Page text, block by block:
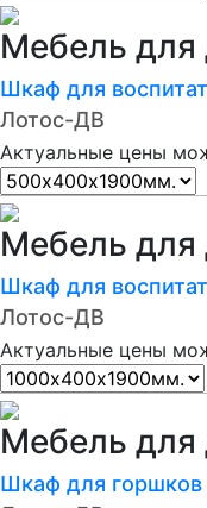
Мебель для
Шкаф для
Лотос-ДВ
Актуальные цены
Мебель для
Шкаф для
Лотос-ДВ
Актуальные цены
Мебель для
Шкаф для горшков